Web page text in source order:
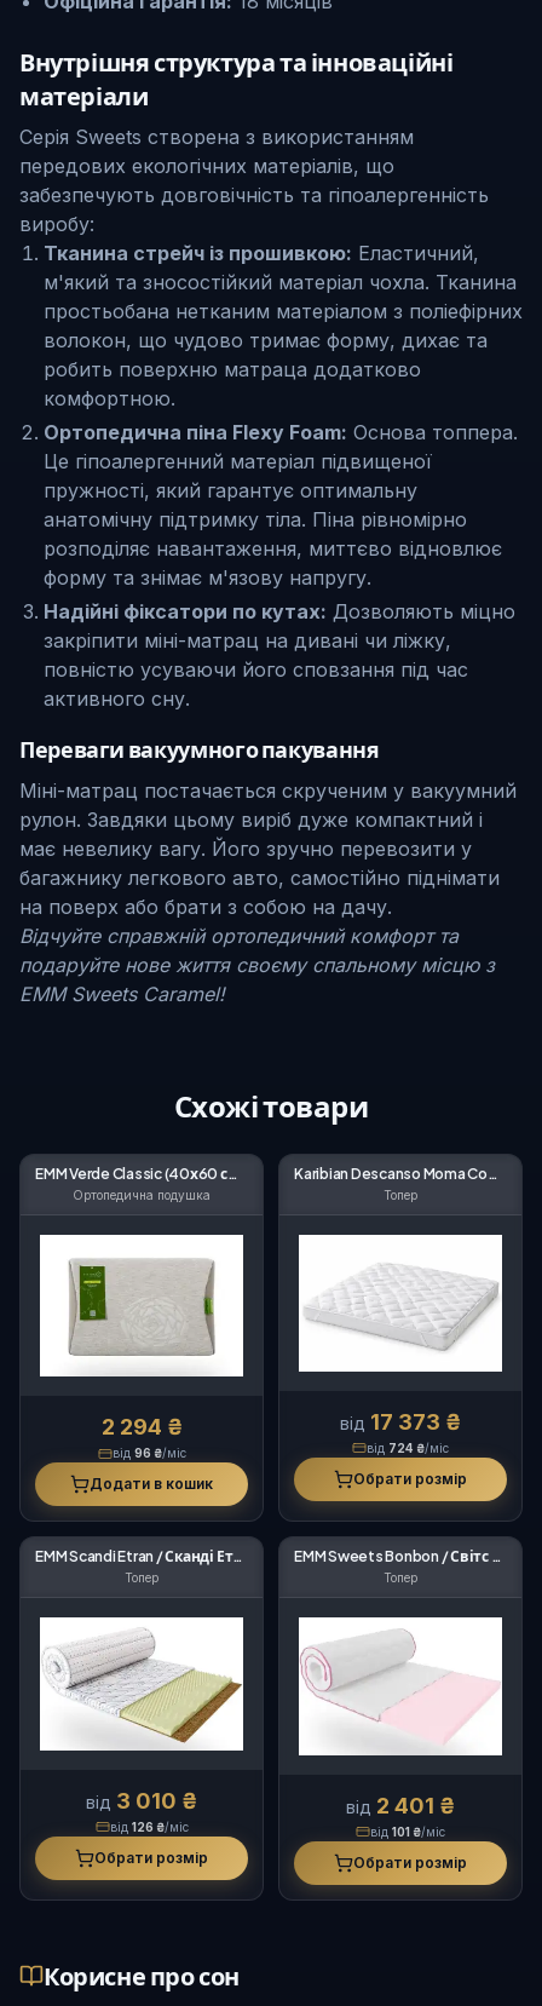
Внутрішня структура та інноваційні
матеріали
Серія Sweets створена з використанням
передових екологічних матеріалів, що
забезпечують довговічність та гіпоалергенність
виробу:
Тканина стрейч із прошивкою: Еластичний,
м'який та зносостійкий матеріал чохла. Тканина
простьобана нетканим матеріалом з поліефірних
волокон, що чудово тримає форму, дихає та
робить поверхню матраца додатково
комфортною.
Ортопедична піна Flexy Foam: Основа топпера.
Це гіпоалергенний матеріал підвищеної
пружності, який гарантує оптимальну
анатомічну підтримку тіла. Піна рівномірно
розподіляє навантаження, миттєво відновлює
форму та знімає м'язову напругу.
Надійні фіксатори по кутах: Дозволяють міцно
закріпити міні-матрац на дивані чи ліжку,
повністю усуваючи його сповзання під час
активного сну.
Переваги вакуумного пакування
Міні-матрац постачається скрученим у вакуумний
рулон. Завдяки цьому виріб дуже компактний і
має невелику вагу. Його зручно перевозити у
багажнику легкового авто, самостійно піднімати
на поверх або брати з собою на дачу.
Відчуйте справжній ортопедичний комфорт та
подаруйте нове життя своєму спальному місцю з
EMM Sweets Caramel!
Схожі товари
EMM Verde Classic (40х60 см) — Анатомічна форма та інноваційний комфорт
Ортопедична подушка
2 294 ₴
від 96 ₴/міс
Додати в кошик
Karibian Descanso Moma Cooler — інноваційний комфорт з ефектом охолодження
Топер
від 17 373 ₴
від 724 ₴/міс
Обрати розмір
EMM Scandi Etran / Сканді Етран — ефект «2 в 1» та натуральна койра
Топер
від 3 010 ₴
від 126 ₴/міс
Обрати розмір
EMM Sweets Bonbon / Світс Бонбон — комфорт та ортопедична підтримка
Топер
від 2 401 ₴
від 101 ₴/міс
Обрати розмір
Корисне про сон